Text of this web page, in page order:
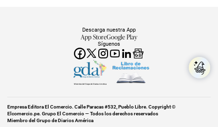
Síguenos
Descarga nuestra App
App StoreGoogle Play
Miembro del Grupo de Diarios América
Empresa Editora El Comercio. Calle Paracas #532, Pueblo Libre. Copyright ©
Elcomercio.pe. Grupo El Comercio — Todos los derechos reservados
Miembro del Grupo de Diarios América